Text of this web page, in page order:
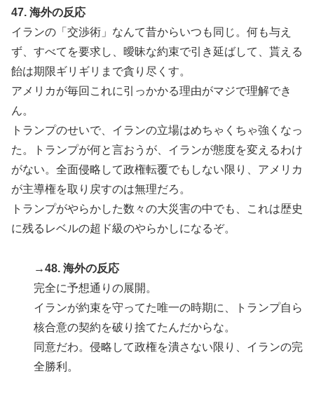
47. 海外の反応
イランの「交渉術」なんて昔からいつも同じ。何も与え
ず、すべてを要求し、曖昧な約束で引き延ばして、貰える
飴は期限ギリギリまで貪り尽くす。
アメリカが毎回これに引っかかる理由がマジで理解でき
ん。
トランプのせいで、イランの立場はめちゃくちゃ強くなっ
た。トランプが何と言おうが、イランが態度を変えるわけ
がない。全面侵略して政権転覆でもしない限り、アメリカ
が主導権を取り戻すのは無理だろ。
トランプがやらかした数々の大災害の中でも、これは歴史
に残るレベルの超ド級のやらかしになるぞ。
→48. 海外の反応
完全に予想通りの展開。
イランが約束を守ってた唯一の時期に、トランプ自ら
核合意の契約を破り捨てたんだからな。
同意だわ。侵略して政権を潰さない限り、イランの完
全勝利。